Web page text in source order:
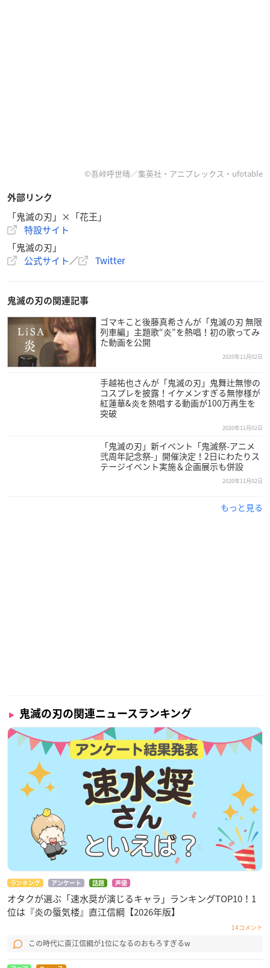
©吾峠呼世晴／集英社・アニプレックス・ufotable
外部リンク
「鬼滅の刃」×「花王」
特設サイト
「鬼滅の刃」
公式サイト／ Twitter
鬼滅の刃の関連記事
ゴマキこと後藤真希さんが「鬼滅の刃 無限
列車編」主題歌“炎”を熱唱！初の歌ってみ
た動画を公開
2020年11月02日
手越祐也さんが「鬼滅の刃」鬼舞辻無惨の
コスプレを披露！イケメンすぎる無惨様が
紅蓮華&炎を熱唱する動画が100万再生を
突破
2020年11月02日
「鬼滅の刃」新イベント「鬼滅祭-アニメ
弐周年記念祭-」開催決定！2日にわたりス
テージイベント実施＆企画展示も併設
2020年11月02日
もっと見る
鬼滅の刃の関連ニュースランキング
ランキング アンケート 話題 声優
オタクが選ぶ「速水奨が演じるキャラ」ランキングTOP10！1
位は『炎の蜃気楼』直江信綱【2026年版】
14コメント
この時代に直江信綱が1位になるのおもろすぎるw